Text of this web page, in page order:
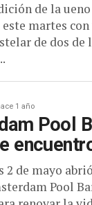
de la
este martes
de dos de
1 año
Pool
2 de mayo
Pool